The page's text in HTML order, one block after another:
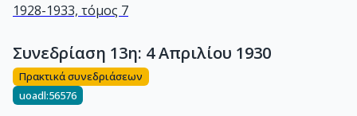
1928-1933, τόμος 7
Συνεδρίαση 13η: 4 Απριλίου 1930
Πρακτικά συνεδριάσεων
uoadl:56576